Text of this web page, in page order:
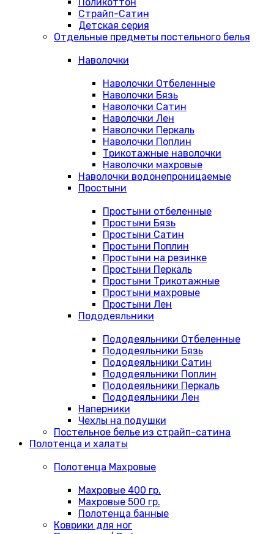
Страйп-Сатин
Детская серия
Отдельные предметы постельного белья
Наволочки
Наволочки Отбеленные
Наволочки Бязь
Наволочки Сатин
Наволочки Лен
Наволочки Перкаль
Наволочки Поплин
Трикотажные наволочки
Наволочки махровые
Наволочки водонепроницаемые
Простыни
Простыни отбеленные
Простыни Бязь
Простыни Сатин
Простыни Поплин
Простыни на резинке
Простыни Перкаль
Простыни Трикотажные
Простыни махровые
Простыни Лен
Пододеяльники
Пододеяльники Отбеленные
Пододеяльники Бязь
Пододеяльники Сатин
Пододеяльники Поплин
Пододеяльники Перкаль
Пододеяльники Лен
Наперники
Чехлы на подушки
Постельное белье из страйп-сатина
Полотенца и халаты
Полотенца Махровые
Махровые 400 гр.
Махровые 500 гр.
Полотенца банные
Коврики для ног